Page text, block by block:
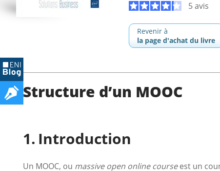
5 avis
Revenir à
la page d'achat du livre
Structure d’un MOOC
Introduction
Un MOOC, ou massive open online courseest un